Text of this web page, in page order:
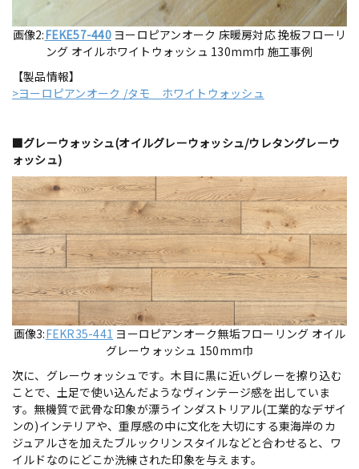
画像2:FEKE57-440ヨーロピアンオーク 床暖房対応 挽板フローリ
ング オイルホワイトウォッシュ 130mm巾 施工事例
【製品情報】
>ヨーロピアンオーク /タモ ホワイトウォッシュ
■グレーウォッシュ(オイルグレーウォッシュ/ウレタングレーウ
ォッシュ)
画像3:FEKR35-441 ヨーロピアンオーク無垢フローリング オイル
グレーウォッシュ 150mm巾
次に、グレーウォッシュです。木目に黒に近いグレーを擦り込む
ことで、土足で使い込んだようなヴィンテージ感を出していま
す。無機質で武骨な印象が漂うインダストリアル(工業的なデザイ
ンの)インテリアや、重厚感の中に文化を大切にする東海岸のカ
ジュアルさを加えたブルックリンスタイルなどと合わせると、ワ
イルドなのにどこか洗練された印象を与えます。